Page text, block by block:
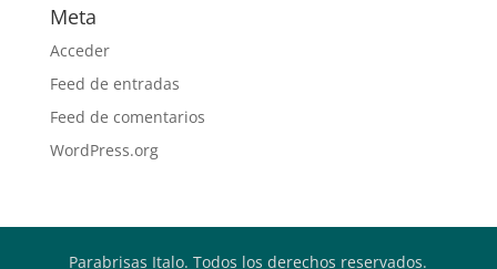
Meta
Acceder
Feed de entradas
Feed de comentarios
WordPress.org
Parabrisas Italo. Todos los derechos reservados.